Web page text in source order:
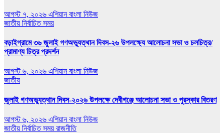
আগস্ট ৭, ২০২৬ এশিয়ান বাংলা নিউজ
জাতীয় নির্বাচিত সময়
বড়াইগ্রামে ৩৬ জুলাই গণঅভ্যুত্থান দিবস-২৬ উপলক্ষ্যে আলোচনা সভা ও চলচিত্র/
প্রামাণ্য চিত্র প্রদর্শন
আগস্ট ৬, ২০২৬ এশিয়ান বাংলা নিউজ
জাতীয়
জুলাই গণঅভ্যুত্থান দিবস-২০২৬ উপলক্ষে দেবীগঞ্জে আলোচনা সভা ও পুরস্কার বিতরণ
আগস্ট ৬, ২০২৬ এশিয়ান বাংলা নিউজ
জাতীয় নির্বাচিত সময় রাজনীতি